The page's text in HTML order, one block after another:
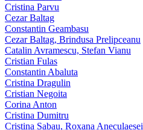
Cristina Parvu
Cezar Baltag
Constantin Geambasu
Cezar Baltag, Brindusa Prelipceanu
Catalin Avramescu, Stefan Vianu
Cristian Fulas
Constantin Abaluta
Cristina Dragulin
Cristian Negoita
Corina Anton
Cristina Dumitru
Cristina Sabau, Roxana Aneculaesei